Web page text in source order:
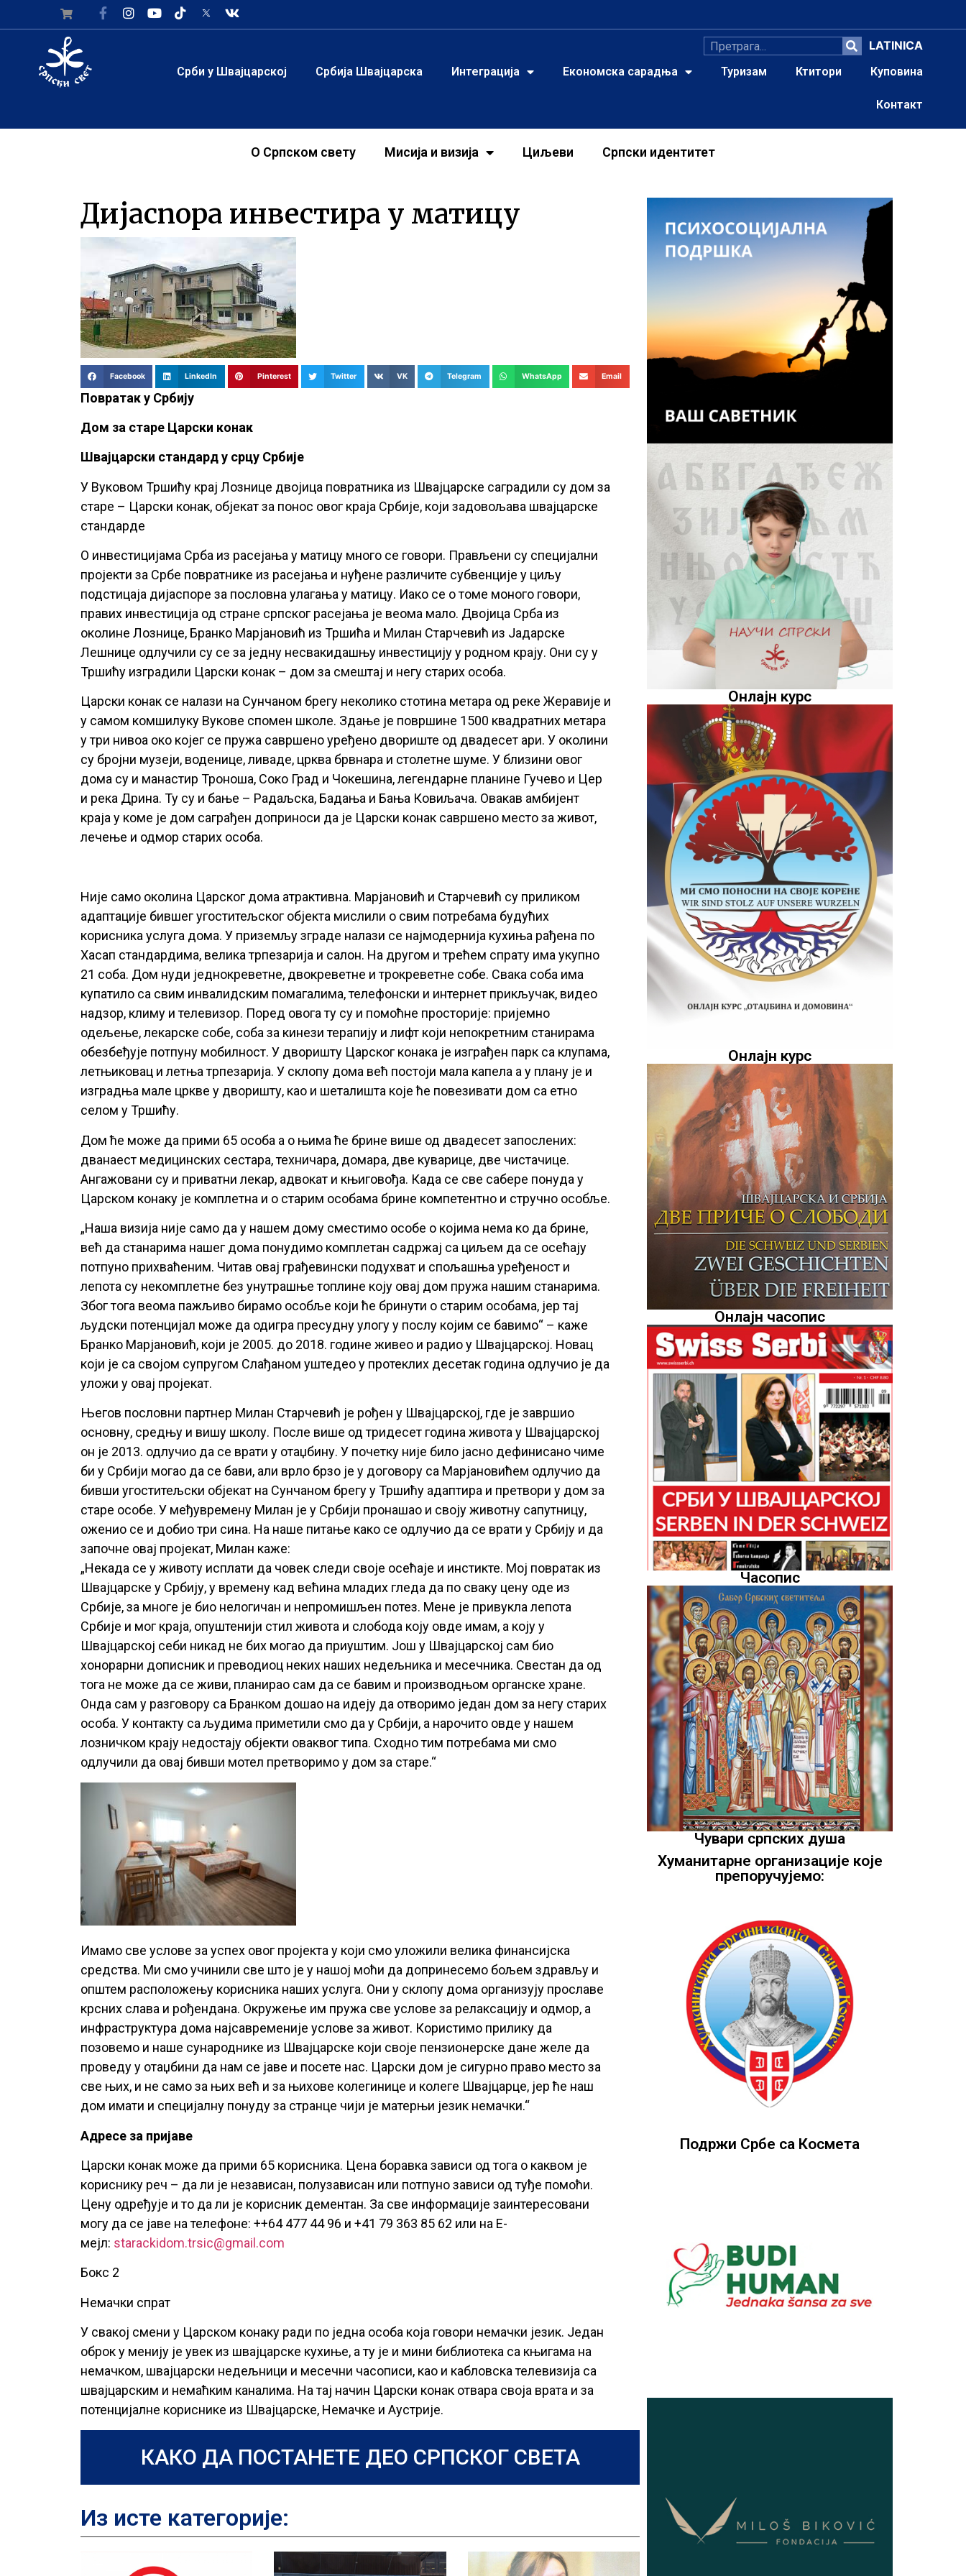
LATINICA
Срби у Швајцарској Србија Швајцарска Интеграција Економска сарадња Туризам Ктитори Куповина
Контакт
О Српском свету Мисија и визија Циљеви Српски идентитет
Дијаспора инвестира у матицу
Facebook LinkedIn Pinterest Twitter VK Telegram WhatsApp Email
Повратак у Србију
Дом за старе Царски конак
Швајцарски стандард у срцу Србије
У Вуковом Тршићу крај Лознице двојица повратника из Швајцарске саградили су дом за
старе – Царски конак, објекат за понос овог краја Србије, који задовољава швајцарске
стандарде
О инвестицијама Срба из расејања у матицу много се говори. Прављени су специјални
пројекти за Србе повратнике из расејања и нуђене различите субвенције у циљу
подстицаја дијаспоре за пословна улагања у матицу. Иако се о томе моного говори,
правих инвестиција од стране српског расејања је веома мало. Двојица Срба из
околине Лознице, Бранко Марјановић из Тршића и Милан Старчевић из Јадарске
Лешнице одлучили су се за једну несвакидашњу инвестицију у родном крају. Они су у
Тршићу изградили Царски конак – дом за смештај и негу старих особа.
Царски конак се налази на Сунчаном брегу неколико стотина метара од реке Жеравије и
у самом комшилуку Вукове спомен школе. Здање је површине 1500 квадратних метара
у три нивоа око којег се пружа савршено уређено двориште од двадесет ари. У околини
су бројни музеји, воденице, ливаде, црква брвнара и столетне шуме. У близини овог
дома су и манастир Троноша, Соко Град и Чокешина, легендарне планине Гучево и Цер
и река Дрина. Ту су и бање – Радаљска, Бадања и Бања Ковиљача. Овакав амбијент
краја у коме је дом саграђен доприноси да је Царски конак савршено место за живот,
лечење и одмор старих особа.
Није само околина Царског дома атрактивна. Марјановић и Старчевић су приликом
адаптације бившег угоститељског објекта мислили о свим потребама будућих
корисника услуга дома. У приземљу зграде налази се најмодернија кухиња рађена по
Хасап стандардима, велика трпезарија и салон. На другом и трећем спрату има укупно
21 соба. Дом нуди једнокреветне, двокреветне и трокреветне собе. Свака соба има
купатило са свим инвалидским помагалима, телефонски и интернет прикључак, видео
надзор, климу и телевизор. Поред овога ту су и помоћне просторије: пријемно
одељење, лекарске собе, соба за кинези терапију и лифт који непокретним станирама
обезбеђује потпуну мобилност. У дворишту Царског конака је изграђен парк са клупама,
летњиковац и летња трпезарија. У склопу дома већ постоји мала капела а у плану је и
изградња мале цркве у дворишту, као и шеталишта које ће повезивати дом са етно
селом у Тршићу.
Дом ће може да прими 65 особа а о њима ће брине више од двадесет запослених:
дванаест медицинских сестара, техничара, домара, две куварице, две чистачице.
Ангажовани су и приватни лекар, адвокат и књиговођа. Када се све сабере понуда у
Царском конаку је комплетна и о старим особама брине компетентно и стручно особље.
„Наша визија није само да у нашем дому сместимо особе о којима нема ко да брине,
већ да станарима нашег дома понудимо комплетан садржај са циљем да се осећају
потпуно прихваћеним. Читав овај грађевински подухват и спољашња уређеност и
лепота су некомплетне без унутрашње топлине коју овај дом пружа нашим станарима.
Због тога веома пажљиво бирамо особље који ће бринути о старим особама, јер тај
људски потенцијал може да одигра пресудну улогу у послу којим се бавимо“ – каже
Бранко Марјановић, који је 2005. до 2018. године живео и радио у Швајцарској. Новац
који је са својом супругом Слађаном уштедео у протеклих десетак година одлучио је да
уложи у овај пројекат.
Његов пословни партнер Милан Старчевић је рођен у Швајцарској, где је завршио
основну, средњу и вишу школу. После више од тридесет година живота у Швајцарској
он је 2013. одлучио да се врати у отаџбину. У почетку није било јасно дефинисано чиме
би у Србији могао да се бави, али врло брзо је у договору са Марјановићем одлучио да
бивши угоститељски објекат на Сунчаном брегу у Тршићу адаптира и претвори у дом за
старе особе. У међувремену Милан је у Србији пронашао и своју животну сапутницу,
оженио се и добио три сина. На наше питање како се одлучио да се врати у Србију и да
започне овај пројекат, Милан каже:
„Некада се у животу исплати да човек следи своје осећаје и инстикте. Мој повратак из
Швајцарске у Србију, у времену кад већина младих гледа да по сваку цену оде из
Србије, за многе је био нелогичан и непромишљен потез. Мене је привукла лепота
Србије и мог краја, опуштенији стил живота и слобода коју овде имам, а коју у
Швајцарској себи никад не бих могао да приуштим. Још у Швајцарској сам био
хонорарни дописник и преводиоц неких наших недељника и месечника. Свестан да од
тога не може да се живи, планирао сам да се бавим и производњом органске хране.
Онда сам у разговору са Бранком дошао на идеју да отворимо један дом за негу старих
особа. У контакту са људима приметили смо да у Србији, а нарочито овде у нашем
лозничком крају недостају објекти оваквог типа. Сходно тим потребама ми смо
одлучили да овај бивши мотел претворимо у дом за старе.“
Имамо све услове за успех овог пројекта у који смо уложили велика финансијска
средства. Ми смо учинили све што је у нашој моћи да допринесемо бољем здрављу и
општем расположењу корисника наших услуга. Они у склопу дома организују прославе
крсних слава и рођендана. Окружење им пружа све услове за релаксацију и одмор, а
инфраструктура дома најсавременије услове за живот. Користимо прилику да
позовемо и наше сународнике из Швајцарске који своје пензионерске дане желе да
проведу у отаџбини да нам се јаве и посете нас. Царски дом је сигурно право место за
све њих, и не само за њих већ и за њихове колегинице и колеге Швајцарце, јер ће наш
дом имати и специјалну понуду за странце чији је матерњи језик немачки.“
Адресе за пријаве
Царски конак може да прими 65 корисника. Цена боравка зависи од тога о каквом је
кориснику реч – да ли је независан, полузависан или потпуно зависи од туђе помоћи.
Цену одређује и то да ли је корисник дементан. За све информације заинтересовани
могу да се јаве на телефоне: ++64 477 44 96 и +41 79 363 85 62 или на Е-
мејл: starackidom.trsic@gmail.com
Бокс 2
Немачки спрат
У свакој смени у Царском конаку ради по једна особа која говори немачки језик. Један
оброк у менију је увек из швајцарске кухиње, а ту је и мини библиотека са књигама на
немачком, швајцарски недељници и месечни часописи, као и кабловска телевизија са
швајцарским и немаћким каналима. На тај начин Царски конак отвара своја врата и за
потенцијалне кориснике из Швајцарске, Немачке и Аустрије.
КАКО ДА ПОСТАНЕТЕ ДЕО СРПСКОГ СВЕТА
Из исте категорије:
Онлајн курс
Онлајн курс
Онлајн часопис
Часопис
Чувари српских душа
Хуманитарне организације које
препоручујемо:
Подржи Србе са Космета